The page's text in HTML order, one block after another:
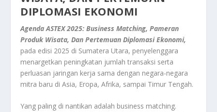
DIPLOMASI EKONOMI
Agenda ASTEX 2025: Business Matching, Pameran
Produk Wisata, Dan Pertemuan Diplomasi Ekonomi,
pada edisi 2025 di Sumatera Utara, penyelenggara
menargetkan peningkatan jumlah transaksi serta
perluasan jaringan kerja sama dengan negara-negara
mitra baru di Asia, Eropa, Afrika, sampai Timur Tengah.
Yang paling di nantikan adalah business matching.